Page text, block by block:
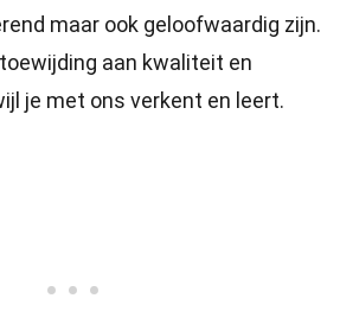
maar ook geloofwaardig zijn.
aan kwaliteit en
je met ons verkent en leert.